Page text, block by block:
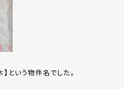
という物件名でした。